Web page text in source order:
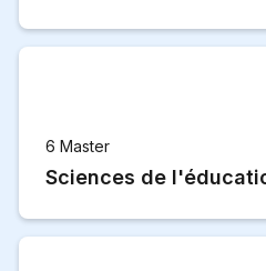
6 Master
Sciences de